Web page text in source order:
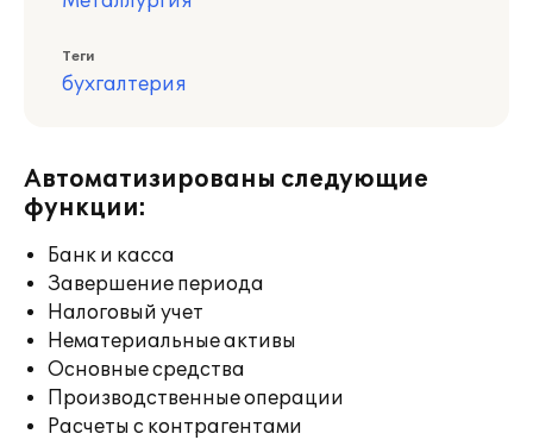
Теги
бухгалтерия
Автоматизированы следующие
функции:
Банк и касса
Завершение периода
Налоговый учет
Нематериальные активы
Основные средства
Производственные операции
Расчеты с контрагентами